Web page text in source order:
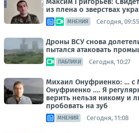
из плена о зверствах
МНЕНИЯ Сегодня, 09:55
Дроны ВСУ снова
пытался атаковать
ПАБЛИКИ Сегодня, 10:27
Михаил Онуфриенко: … с
Онуфриенко …. Я
верить нельзя никому и
пробовать на зуб
МНЕНИЯ Сегодня, 11:08